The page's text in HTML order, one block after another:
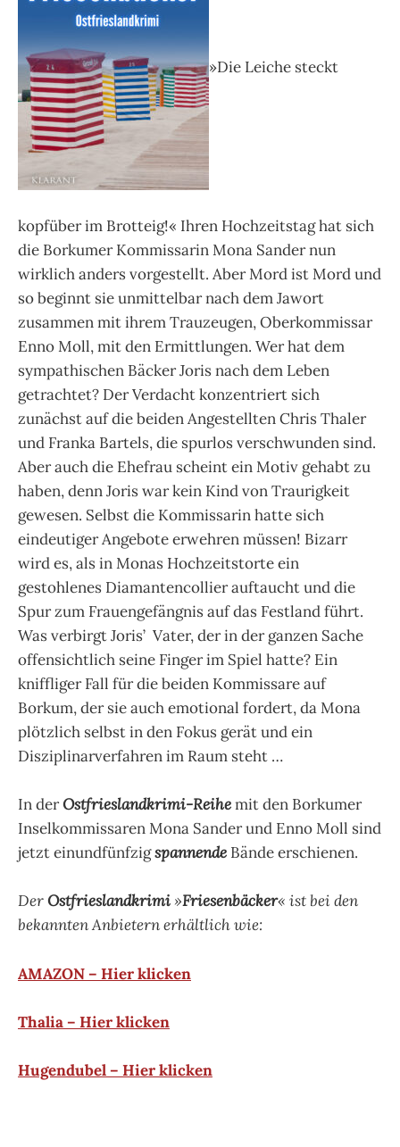
»Die Leiche steckt
kopfüber im Brotteig!« Ihren Hochzeitstag hat sich
die Borkumer Kommissarin Mona Sander nun
wirklich anders vorgestellt. Aber Mord ist Mord und
so beginnt sie unmittelbar nach dem Jawort
zusammen mit ihrem Trauzeugen, Oberkommissar
Enno Moll, mit den Ermittlungen. Wer hat dem
sympathischen Bäcker Joris nach dem Leben
getrachtet? Der Verdacht konzentriert sich
zunächst auf die beiden Angestellten Chris Thaler
und Franka Bartels, die spurlos verschwunden sind.
Aber auch die Ehefrau scheint ein Motiv gehabt zu
haben, denn Joris war kein Kind von Traurigkeit
gewesen. Selbst die Kommissarin hatte sich
eindeutiger Angebote erwehren müssen! Bizarr
wird es, als in Monas Hochzeitstorte ein
gestohlenes Diamantencollier auftaucht und die
Spur zum Frauengefängnis auf das Festland führt.
Was verbirgt Joris’ Vater, der in der ganzen Sache
offensichtlich seine Finger im Spiel hatte? Ein
kniffliger Fall für die beiden Kommissare auf
Borkum, der sie auch emotional fordert, da Mona
plötzlich selbst in den Fokus gerät und ein
Disziplinarverfahren im Raum steht …
In derOstfrieslandkrimi-Reihemit den Borkumer
Inselkommissaren Mona Sander und Enno Moll sind
jetzt einundfünfzigspannende Bände erschienen.
DerOstfrieslandkrimi»Friesenbäcker« ist bei den
bekannten Anbietern erhältlich wie:
AMAZON – Hier klicken
Thalia – Hier klicken
Hugendubel – Hier klicken